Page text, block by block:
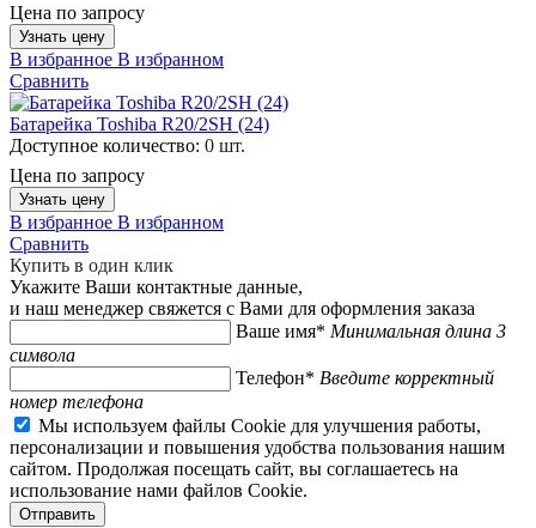
Цена по запросу
Узнать цену
В избранное В избранном
Сравнить
Батарейка Toshiba R20/2SH (24)
Доступное количество: 0 шт.
Цена по запросу
Узнать цену
В избранное В избранном
Сравнить
Купить в один клик
Укажите Ваши контактные данные,
и наш менеджер свяжется с Вами для оформления заказа
Ваше имя* Минимальная длина 3
символа
Телефон* Введите корректный
номер телефона
Мы используем файлы Cookie для улучшения работы,
персонализации и повышения удобства пользования нашим
сайтом. Продолжая посещать сайт, вы соглашаетесь на
использование нами файлов Cookie.